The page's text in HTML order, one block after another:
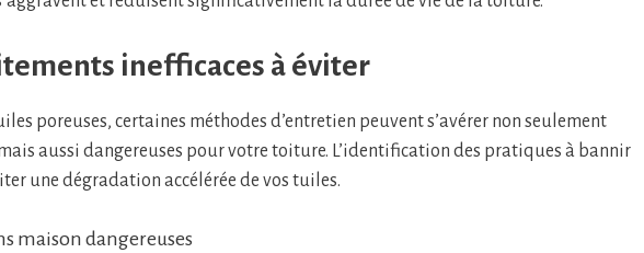
inefficaces à éviter
poreuses, certaines méthodes d’entretien peuvent s’avérer non seulement
aussi dangereuses pour votre toiture. L’identification des pratiques à bannir
une dégradation accélérée de vos tuiles.
maison dangereuses